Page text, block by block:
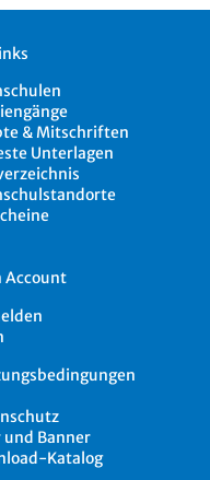
& Mitschriften
Unterlagen
Account
und Banner
Katalog